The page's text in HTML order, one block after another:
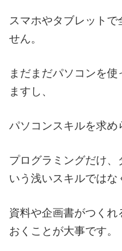
スマホやタブレットで
せん。
まだまだパソコンを
ますし、
パソコンスキルを求め
プログラミングだけ、
いう浅いスキルではな
資料や企画書がつく
おくことが大事です。